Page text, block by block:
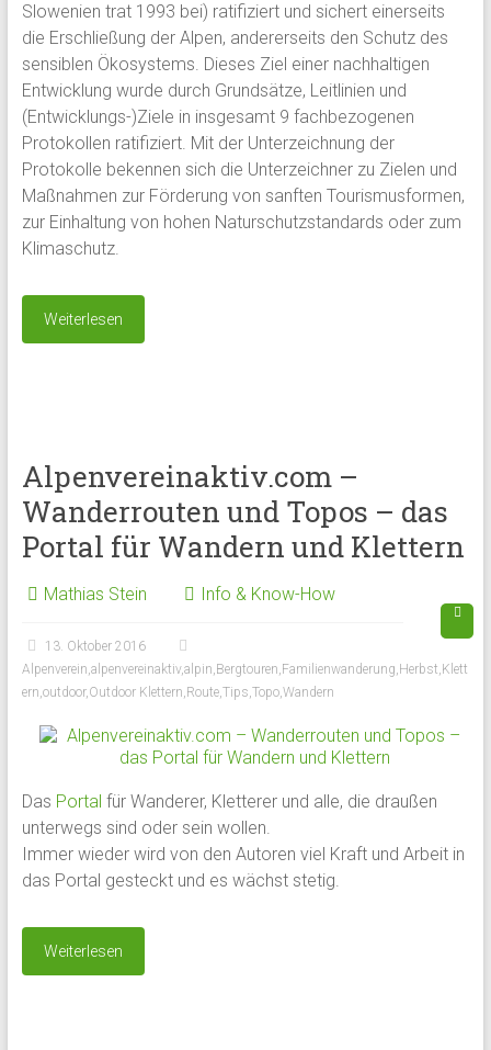
Slowenien trat 1993 bei) ratifiziert und sichert einerseits
die Erschließung der Alpen, andererseits den Schutz des
sensiblen Ökosystems. Dieses Ziel einer nachhaltigen
Entwicklung wurde durch Grundsätze, Leitlinien und
(Entwicklungs-)Ziele in insgesamt 9 fachbezogenen
Protokollen ratifiziert. Mit der Unterzeichnung der
Protokolle bekennen sich die Unterzeichner zu Zielen und
Maßnahmen zur Förderung von sanften Tourismusformen,
zur Einhaltung von hohen Naturschutzstandards oder zum
Klimaschutz.
Weiterlesen
Alpenvereinaktiv.com –
Wanderrouten und Topos – das
Portal für Wandern und Klettern
Mathias Stein Info & Know-How
13. Oktober 2016
Alpenverein,alpenvereinaktiv,alpin, Bergtouren, Familienwanderung, Herbst, Klett
ern,outdoor,Outdoor Klettern, Route,Tips,Topo,Wandern
Das Portal für Wanderer, Kletterer und alle, die draußen
unterwegs sind oder sein wollen.
Immer wieder wird von den Autoren viel Kraft und Arbeit in
das Portal gesteckt und es wächst stetig.
Weiterlesen